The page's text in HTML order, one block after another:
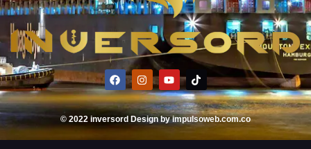
© 2022 inversord Design by impulsoweb.com.co